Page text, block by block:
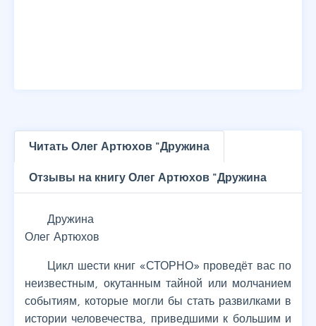
Читать Олег Артюхов "Дружина
Отзывы на книгу Олег Артюхов "Дружина
Дружина
Олег Артюхов
Цикл шести книг «СТОРНО» проведёт вас по
неизвестным, окутанным тайной или молчанием
событиям, которые могли бы стать развилками в
истории человечества, приведшими к большим и